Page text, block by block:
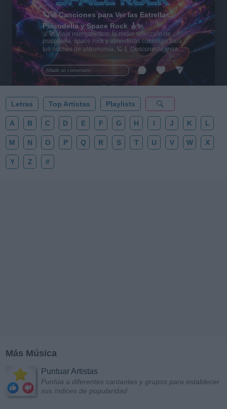
Añadir un comentario ...
🪐🚀 Canciones para Ver las Estrellas:
Psicodelia y Space Rock 🎸✨
🌌🚀 Viaje intergaláctico: la mejor selección de
psicodelia, space rock y atmósferas cósmicas para
tus noches de astronomía. 🪐🎸 Desconecta, mira
al firmamento y siente la gravedad cero. 💾 ¡Guarda
esta colección para tu próxima noche estrellada!
✨⭐
Letras Top Artistas Playlists
A B C D E F G H I J K L
M N O P Q R S T U V W X
Y Z #
Más Música
Puntuar Artistas
Puntúa a diferentes cantantes y grupos para establecer
sus índices de popularidad